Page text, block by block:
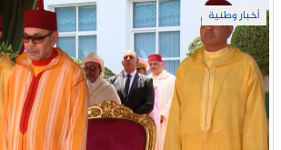
أخبار وطنية